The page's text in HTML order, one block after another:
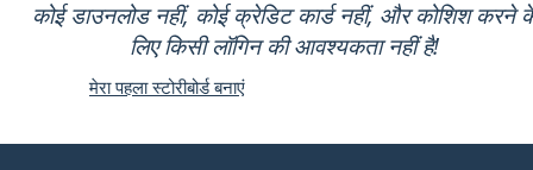
कोई डाउनलोड नहीं, कोई क्रेडिट कार्ड नहीं, और कोशिश करने
लिए किसी लॉगिन की आवश्यकता नहीं है!
मेरा पहला स्टोरीबोर्ड बनाएं